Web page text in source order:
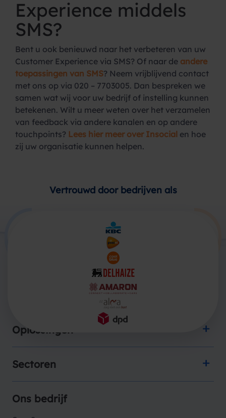
Experience middels
SMS?
Bent u ook benieuwd naar het verbeteren van uw
Customer Experience via SMS? Of naar de andere
toepassingen van SMS? Neem vrijblijvend contact
met ons op via 020 – 7703005. Dan bespreken we
samen wat wij voor uw bedrijf of instelling kunnen
betekenen. Wilt u meer weten over het verzamelen
van feedback via andere kanalen en op andere
touchpoints? Lees hier meer over Insocial en hoe
zij uw organisatie kunnen helpen.
Vertrouwd door bedrijven als
Oplossingen
Sectoren
Ons bedrijf